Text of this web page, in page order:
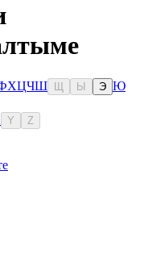
ХЦЧШ Ы Э Ю
Y Z